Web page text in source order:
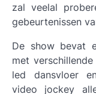
zal veelal
gebeurtenissen
De show bevat
met
led dansvloer
video jockey